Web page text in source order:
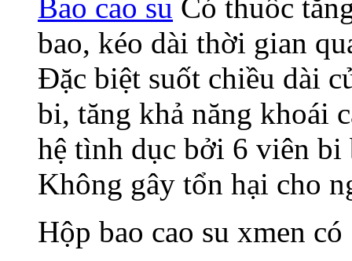
Bao cao su Có thuốc
bao, kéo dài thời gian
Đặc biệt suốt chiều dài
bi, tăng khả năng khoái
hệ tình dục bởi 6 viên bi
Không gây tổn hại cho
Hộp bao cao su xmen